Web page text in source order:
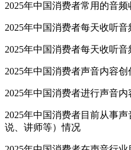
2025年中国消费者常用的音频
2025年中国消费者每天收听
2025年中国消费者每天收听
2025年中国消费者声音内容创
2025年中国消费者进行声音内
2025年中国消费者目前从事
说、讲师等）情况